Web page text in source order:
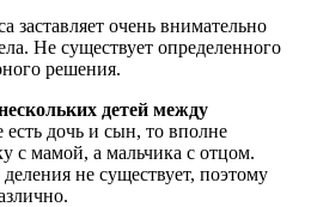
заставляет очень внимательно
Не существует определенного
решения.
детей между
есть дочь и сын, то вполне
с мамой, а мальчика с отцом.
не существует, поэтому